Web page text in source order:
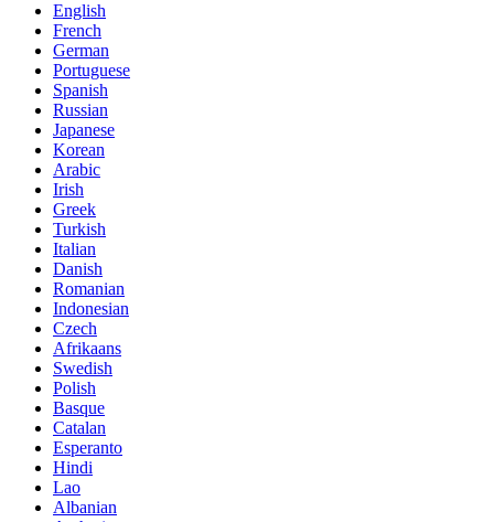
English
French
German
Portuguese
Spanish
Russian
Japanese
Korean
Arabic
Irish
Greek
Turkish
Italian
Danish
Romanian
Indonesian
Czech
Afrikaans
Swedish
Polish
Basque
Catalan
Esperanto
Hindi
Lao
Albanian